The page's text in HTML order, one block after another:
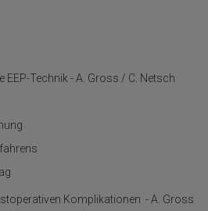
EEP-Technik - A. Gross / C. Netsch
Komplikationen - A. Gross